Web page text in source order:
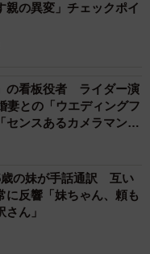
親の異変」チェックポイ
の看板役者 ライダー演
妻との「ウエディングフ
ンスあるカメラマン求
歳の妹が手話通訳 互い
に反響「妹ちゃん、頼も
ん」